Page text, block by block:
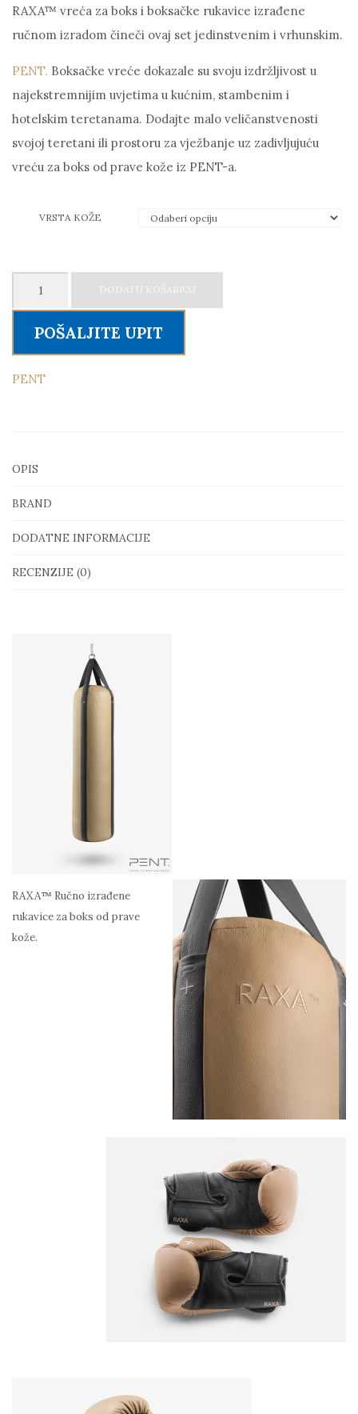
RAXA™ vreća za boks i boksačke rukavice izrađene
ručnom izradom čineči ovaj set jedinstvenim i vrhunskim.
PENT. Boksačke vreće dokazale su svoju izdržljivost u
najekstremnijim uvjetima u kućnim, stambenim i
hotelskim teretanama. Dodajte malo veličanstvenosti
svojoj teretani ili prostoru za vježbanje uz zadivljujuću
vreću za boks od prave kože iz PENT-a.
VRSTA KOŽE
RAXA™
količina
DODAJ U KOŠARICU
POŠALJITE UPIT
PENT
OPIS
BRAND
DODATNE INFORMACIJE
RECENZIJE (0)
RAXA™ Ručno izrađene
rukavice za boks od prave
kože.